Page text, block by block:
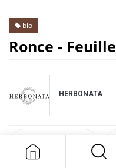
bio
Ronce - Feuille
HERBONATA
DESCRIPTION